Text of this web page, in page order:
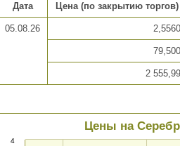
Дата Цена (по закрытию торгов)
05.08.26 2,5560
79,500
2 555,99
Цены на
4